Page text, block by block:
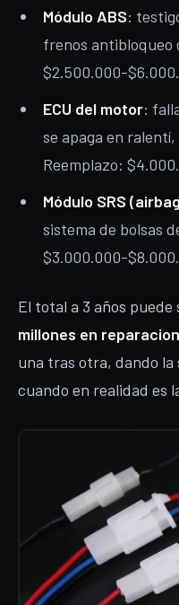
Módulo ABS:
frenos antibloqueo
$2.500.000-
ECU del motor:
se apaga en
Reemplazo:
Módulo SRS
sistema de bolsas
$3.000.000-
El total a 3 años
millones en
una tras otra, dando la
cuando en realidad es